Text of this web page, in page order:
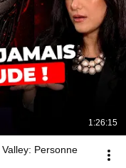
1:26:15
Personne